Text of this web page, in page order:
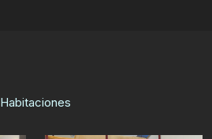
Habitaciones